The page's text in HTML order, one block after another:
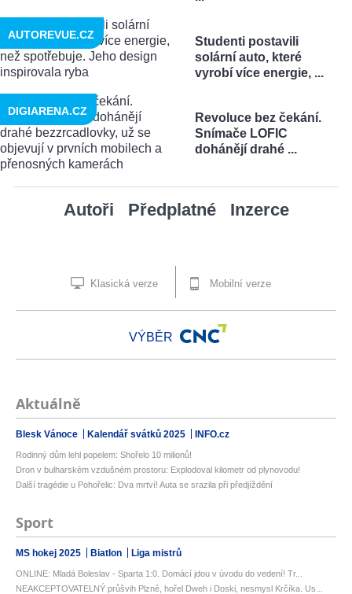
Studenti postavili
solární auto, které
vyrobí více energie, ...
AUTOREVUE.CZ
Revoluce bez čekání.
Snímače LOFIC
dohánějí drahé ...
DIGIARENA.CZ
Autoři Předplatné Inzerce
Klasická verze Mobilní verze
VÝBĚR
Aktuálně
Blesk Vánoce Kalendář svátků 2025 INFO.cz
Rodinný dům lehl popelem: Shořelo 10 milionů!
Dron v bulharském vzdušném prostoru: Explodoval kilometr od plynovodu!
Další tragédie u Pohořelic: Dva mrtví! Auta se srazila při předjíždění
Sport
MS hokej 2025 Biatlon Liga mistrů
ONLINE: Mladá Boleslav - Sparta 1:0. Domácí jdou v úvodu do vedení! Tr...
NEAKCEPTOVATELNÝ průšvih Plzně, hořel Dweh i Doski, nesmysl Krčíka. Us...